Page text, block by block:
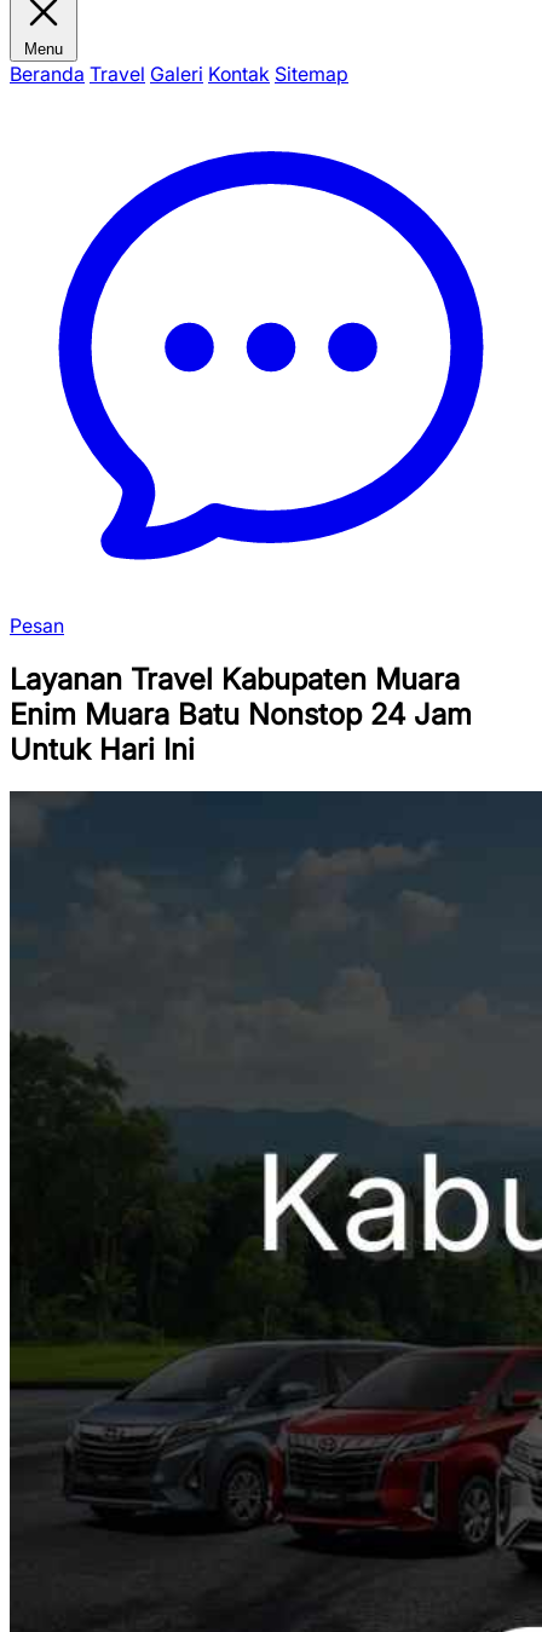
Menu
Beranda Travel Galeri Kontak Sitemap
Pesan
Layanan Travel Kabupaten Muara
Enim Muara Batu Nonstop 24 Jam
Untuk Hari Ini